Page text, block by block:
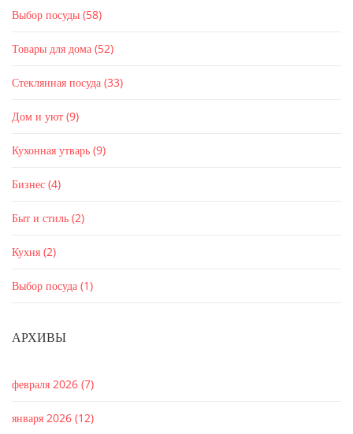
Выбор посуды (58)
Товары для дома (52)
Стеклянная посуда (33)
Дом и уют (9)
Кухонная утварь (9)
Бизнес (4)
Быт и стиль (2)
Кухня (2)
Выбор посуда (1)
АРХИВЫ
февраля 2026 (7)
января 2026 (12)